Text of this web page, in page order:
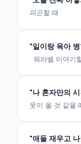
피곤할 때
"일이랑 육아
워라밸 이야기
"나 혼자만의
웃이 올 것 같을
"애들 재우고